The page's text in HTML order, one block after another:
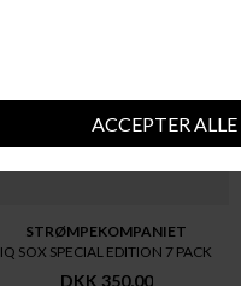
STRØMPEKOMPANIET
IQ SOX SPECIAL EDITION 7 PACK
DKK 350,00